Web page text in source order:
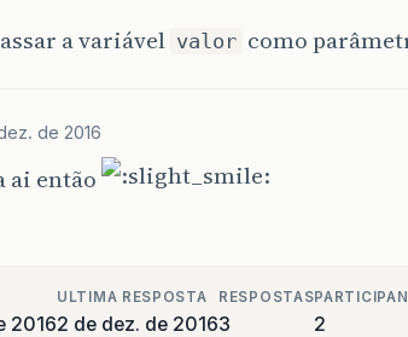
a variável valor como
de 2016
ai então
2016
ULTIMA RESPOSTA
2 de dez. de 2016
RESPOSTAS
3 2